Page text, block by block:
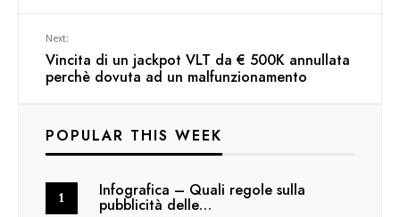
Next:
Vincita di un jackpot VLT da € 500K annullata
perchè dovuta ad un malfunzionamento
POPULAR THIS WEEK
Infografica – Quali regole sulla
pubblicità delle…